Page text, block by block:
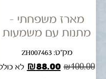
מארז משפחתי –
מתנות עם משמעות
מק"ט: ZH007463
₪100.00
₪88.00
לא